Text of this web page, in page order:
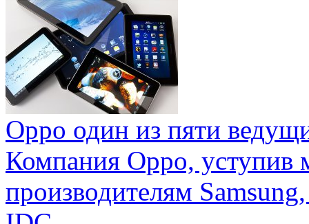
Oppo один из пяти
Компания Oppo, уступив
производителям